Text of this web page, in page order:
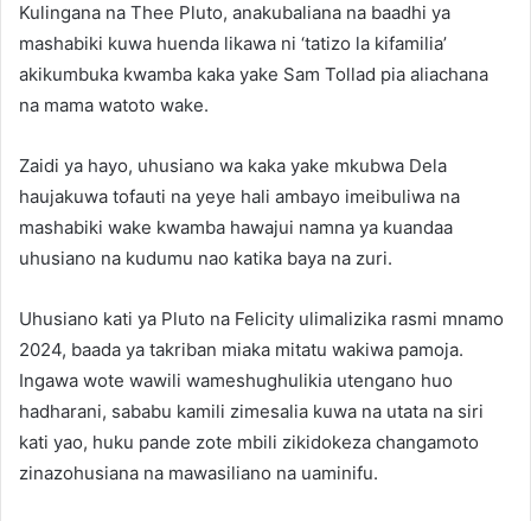
Kulingana na Thee Pluto, anakubaliana na baadhi ya
mashabiki kuwa huenda likawa ni ‘tatizo la kifamilia’
akikumbuka kwamba kaka yake Sam Tollad pia aliachana
na mama watoto wake.
Zaidi ya hayo, uhusiano wa kaka yake mkubwa Dela
haujakuwa tofauti na yeye hali ambayo imeibuliwa na
mashabiki wake kwamba hawajui namna ya kuandaa
uhusiano na kudumu nao katika baya na zuri.
Uhusiano kati ya Pluto na Felicity ulimalizika rasmi mnamo
2024, baada ya takriban miaka mitatu wakiwa pamoja.
Ingawa wote wawili wameshughulikia utengano huo
hadharani, sababu kamili zimesalia kuwa na utata na siri
kati yao, huku pande zote mbili zikidokeza changamoto
zinazohusiana na mawasiliano na uaminifu.